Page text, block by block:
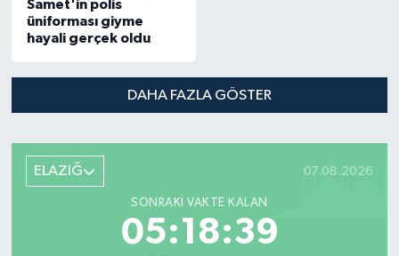
Samet'in polis
üniforması giyme
hayali gerçek oldu
DAHA FAZLA GÖSTER
ELAZIĞ 07.08.2026
SONRAKI VAKTE KALAN
05:18:37